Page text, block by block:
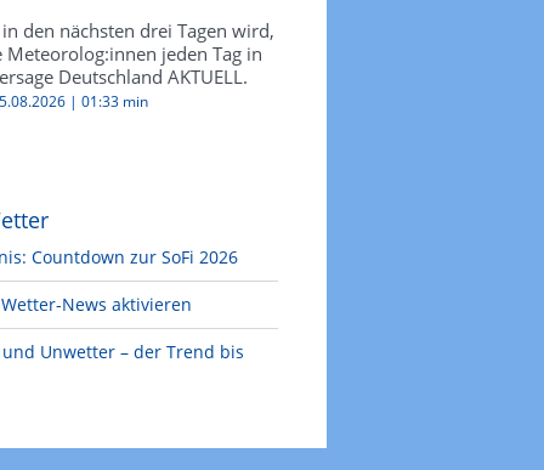
den nächsten drei Tagen wird,
Meteorolog:innen jeden Tag in
Deutschland AKTUELL.
| 01:33 min
Countdown zur SoFi 2026
News aktivieren
und Unwetter – der Trend bis